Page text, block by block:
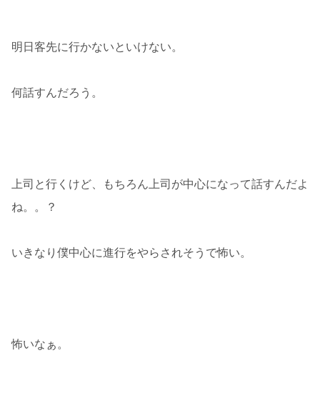
明日客先に行かないといけない。
何話すんだろう。
上司と行くけど、もちろん上司が中心になって話すんだよ
ね。。？
いきなり僕中心に進行をやらされそうで怖い。
怖いなぁ。